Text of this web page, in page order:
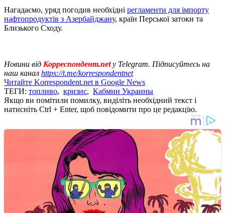
Нагадаємо, уряд погодив необхідні регламенти для імпорту
нафтопродуктів з Азербайджану, країн Перської затоки та
Близького Сходу.
Новини від Корреспондент.netу Telegram. Підписуйтесь на
наш канал https://t.me/korrespondentnet
Читайте Korrespondent.net в Google News
ТЕГИ: топливо, кризис, Кабмин Украины
Якщо ви помітили помилку, виділіть необхідний текст і
натисніть Ctrl + Enter, щоб повідомити про це редакцію.